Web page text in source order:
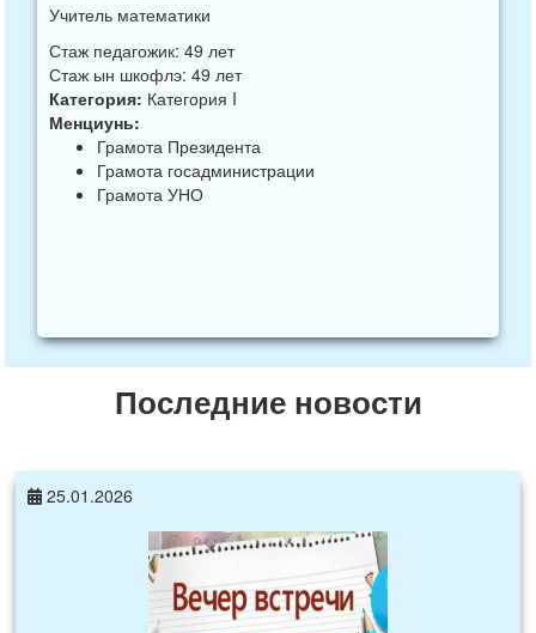
Учитель математики
Стаж педагожик: 49 лет
Стаж ын шкофлэ: 49 лет
Категория: Категория I
Менциунь:
Грамота Президента
Грамота госадминистрации
Грамота УНО
Последние новости
25.01.2026